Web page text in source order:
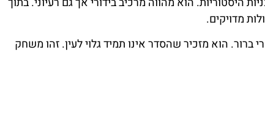
מדויקים.
הוא מזכיר שהסדר אינו תמיד גלוי לעין. זהו משחק